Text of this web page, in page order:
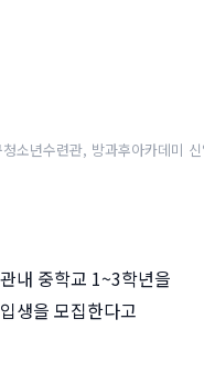
소년수련관, 방과후아카데미
내 중학교 1~3학년을
생을 모집한다고